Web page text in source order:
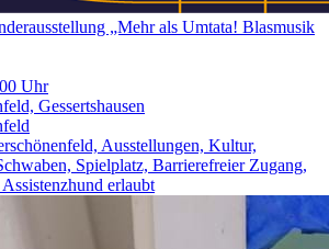
„Mehr als Umtata! Blasmusik
Uhr
Gessertshausen
Ausstellungen, Kultur,
Spielplatz, Barrierefreier Zugang,
erlaubt